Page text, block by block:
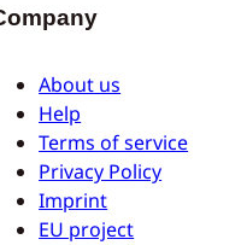
About us
Help
Terms of service
Privacy Policy
Imprint
EU project